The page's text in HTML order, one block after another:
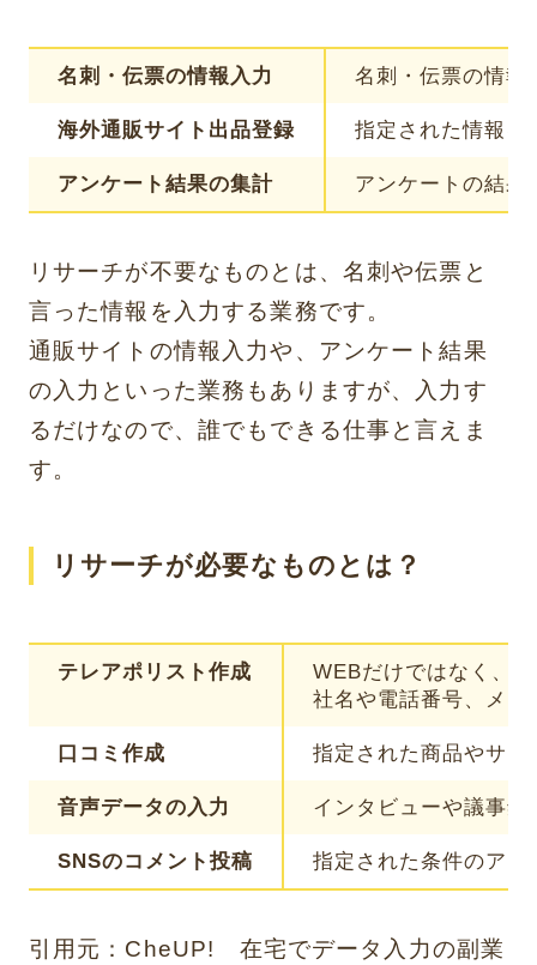
名刺・伝票の情報入力 名刺・伝票の情報
海外通販サイト出品登録 指定された情報を
アンケート結果の集計 アンケートの結果
リサーチが不要なものとは、名刺や伝票と
言った情報を入力する業務です。
通販サイトの情報入力や、アンケート結果
の入力といった業務もありますが、入力す
るだけなので、誰でもできる仕事と言えま
す。
リサーチが必要なものとは？
テレアポリスト作成
WEBだけではなく、
社名や電話番号、メ
口コミ作成 指定された商品やサ
音声データの入力 インタビューや議事
SNSのコメント投稿 指定された条件のア
引用元： CheUP! 在宅でデータ入力の副業